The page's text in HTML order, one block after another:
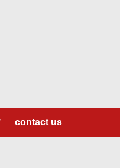
contact us